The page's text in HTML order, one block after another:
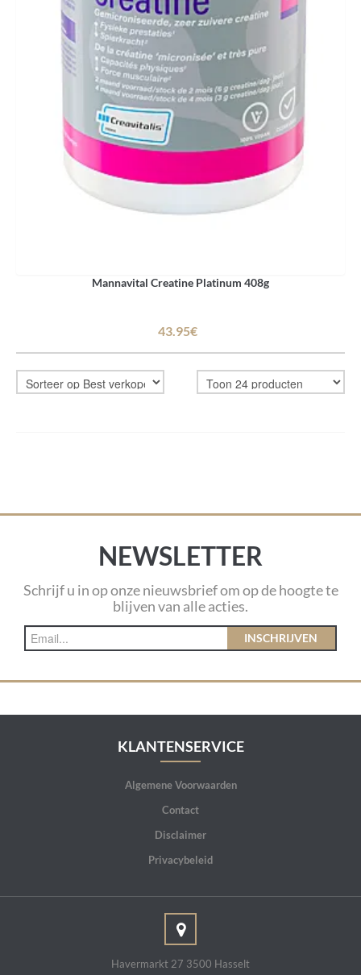
Mannavital Creatine Platinum 408g
43.95€
NEWSLETTER
Schrijf u in op onze nieuwsbrief om op de hoogte te
blijven van alle acties.
INSCHRIJVEN
KLANTENSERVICE
Algemene Voorwaarden
Contact
Disclaimer
Privacybeleid
Havermarkt 27 3500 Hasselt